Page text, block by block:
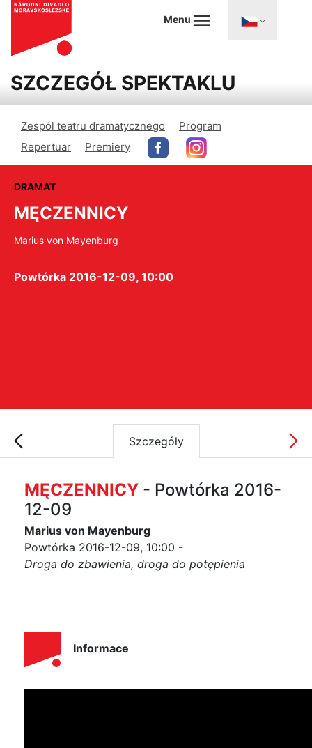
Menu
SZCZEGÓŁ SPEKTAKLU
Zespól teatru dramatycznego
Program
Repertuar
Premiery
DRAMAT
MĘCZENNICY
Marius von Mayenburg
Powtórka 2016-12-09, 10:00
Szczegóły
MĘCZENNICY - Powtórka 2016-
12-09
Marius von Mayenburg
Powtórka 2016-12-09, 10:00 -
Droga do zbawienia, droga do potępienia
Informace